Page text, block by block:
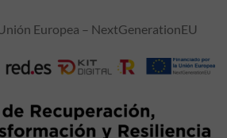
Europea – NextGenerationEU